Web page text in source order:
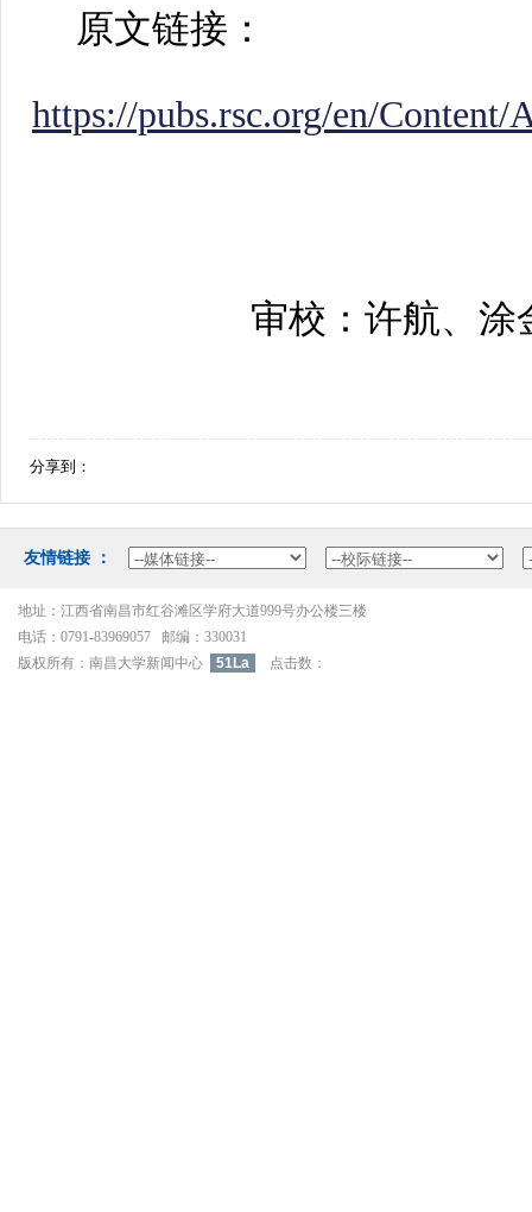
原文链接：
https://pubs.rsc.org/en/
审校：许航、涂
分享到：
友情链接：
地址：江西省南昌市红谷滩区学府大道999号办公楼三楼
电话：0791-83969057邮编：330031
版权所有：南昌大学新闻中心
51La 点击数：